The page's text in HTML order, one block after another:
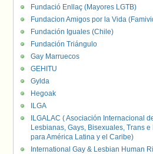
Fundació Enllaç (Mayores LGTB)
Fundacion Amigos por la Vida
Fundación Iguales (Chile)
Fundación Triángulo
Gay Marruecos
GEHITU
Gylda
Hegoak
ILGA
ILGALAC ( Asociación Internacional
Lesbianas, Gays, Bisexuales, Trans e
para América Latina y el Caribe)
International Gay & Lesbian Human